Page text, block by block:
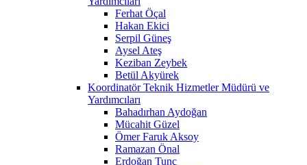
Ferhat Öçal
Hakan Ekici
Serpil Güneş
Aysel Ateş
Keziban Zeybek
Betül Akyürek
Koordinatör Teknik Hizmetler Müdürü ve
Yardımcıları
Bahadırhan Aydoğan
Mücahit Güzel
Ömer Faruk Aksoy
Ramazan Önal
Erdoğan Tunç